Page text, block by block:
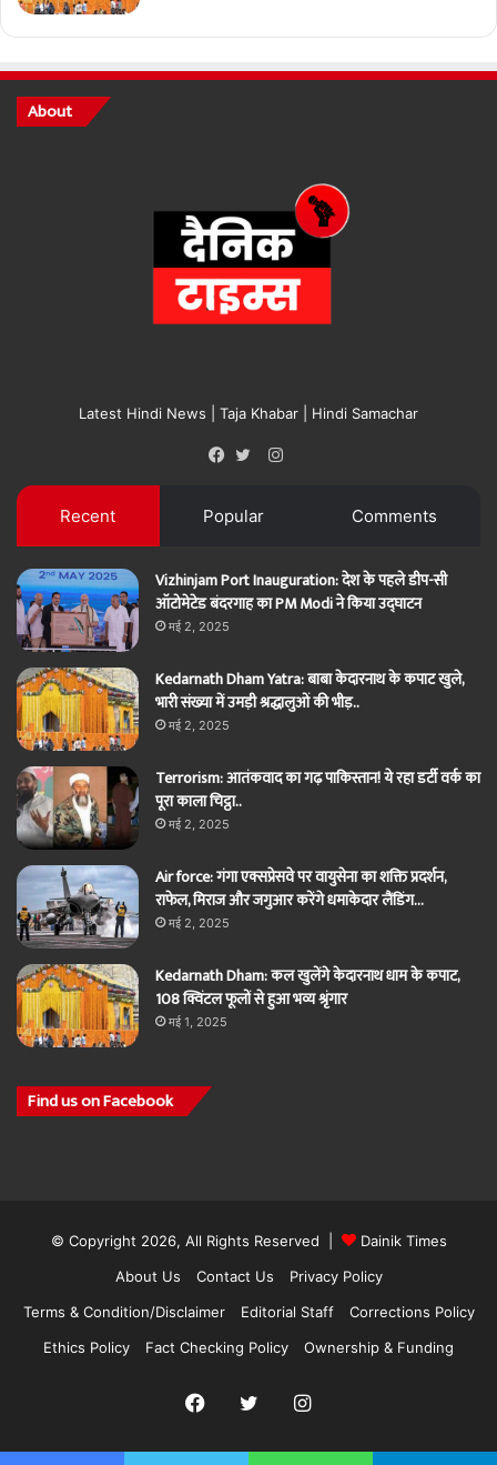
About
Latest Hindi News | Taja Khabar | Hindi Samachar
Instagram
Recent Popular Comments
Vizhinjam Port Inauguration: देश के पहले डीप-सी
ऑटोमेटेड बंदरगाह का PM Modi ने किया उद्घाटन
मई 2, 2025
Kedarnath Dham Yatra: बाबा केदारनाथ के कपाट खुले,
भारी संख्या में उमड़ी श्रद्धालुओं की भीड़..
मई 2, 2025
Terrorism: आतंकवाद का गढ़ पाकिस्तान! ये रहा डर्टी वर्क का
पूरा काला चिट्ठा..
मई 2, 2025
Air force: गंगा एक्सप्रेसवे पर वायुसेना का शक्ति प्रदर्शन,
राफेल, मिराज और जगुआर करेंगे धमाकेदार लैंडिंग…
मई 2, 2025
Kedarnath Dham: कल खुलेंगे केदारनाथ धाम के कपाट,
108 क्विंटल फूलों से हुआ भव्य श्रृंगार
मई 1, 2025
Find us on Facebook
© Copyright 2026, All Rights Reserved |
Dainik Times
About Us
Contact Us
Privacy Policy
Terms & Condition/Disclaimer
Editorial Staff
Corrections Policy
Ethics Policy
Fact Checking Policy Ownership & Funding
Facebook
TwitterInstagram